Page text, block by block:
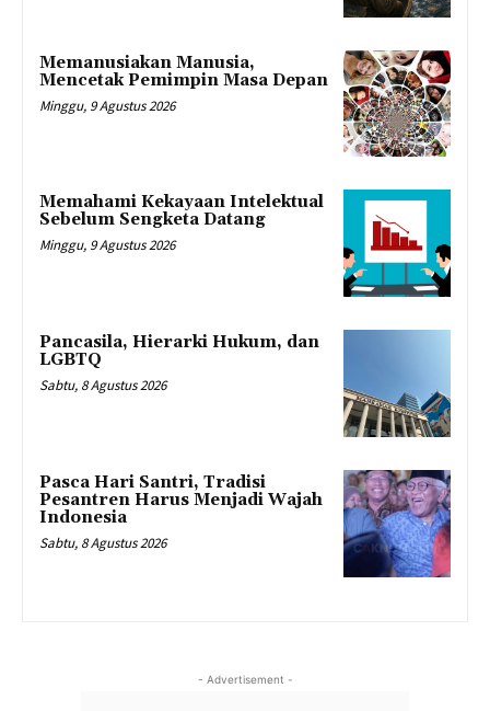
Memanusiakan Manusia,
Mencetak Pemimpin Masa Depan
Minggu, 9 Agustus 2026
Memahami Kekayaan Intelektual
Sebelum Sengketa Datang
Minggu, 9 Agustus 2026
Pancasila, Hierarki Hukum, dan
LGBTQ
Sabtu, 8 Agustus 2026
Pasca Hari Santri, Tradisi
Pesantren Harus Menjadi Wajah
Indonesia
Sabtu, 8 Agustus 2026
- Advertisement -